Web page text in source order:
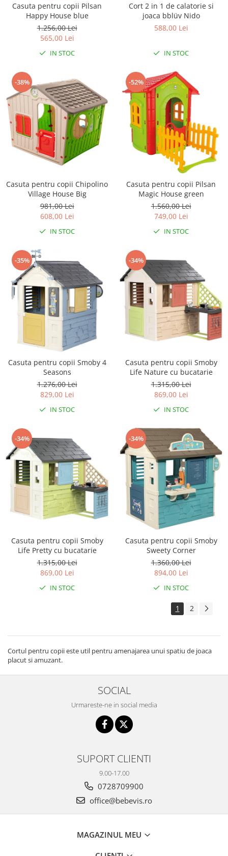
Casuta pentru copii Pilsan
Happy House blue
1.256,00 Lei
565,00 Lei
IN STOC
Cort 2 in 1 de calatorie si
joaca bblüv Nido
588,00 Lei
IN STOC
-38%
Casuta pentru copii Chipolino
Village House Big
981,00 Lei
608,00 Lei
IN STOC
-52%
Casuta pentru copii Pilsan
Magic House green
1.560,00 Lei
749,00 Lei
IN STOC
-35%
Casuta pentru copii Smoby 4
Seasons
1.276,00 Lei
829,00 Lei
IN STOC
-34%
Casuta pentru copii Smoby
Life Nature cu bucatarie
1.315,00 Lei
869,00 Lei
IN STOC
-34%
Casuta pentru copii Smoby
Life Pretty cu bucatarie
1.315,00 Lei
869,00 Lei
IN STOC
-34%
Casuta pentru copii Smoby
Sweety Corner
1.360,00 Lei
894,00 Lei
IN STOC
1 2
Cortul pentru copii este util pentru amenajarea unui spatiu de joaca
placut si amuzant.
SOCIAL
Urmareste-ne in social media
SUPORT CLIENTI
9.00-17.00
0728709900
office@bebevis.ro
MAGAZINUL MEU